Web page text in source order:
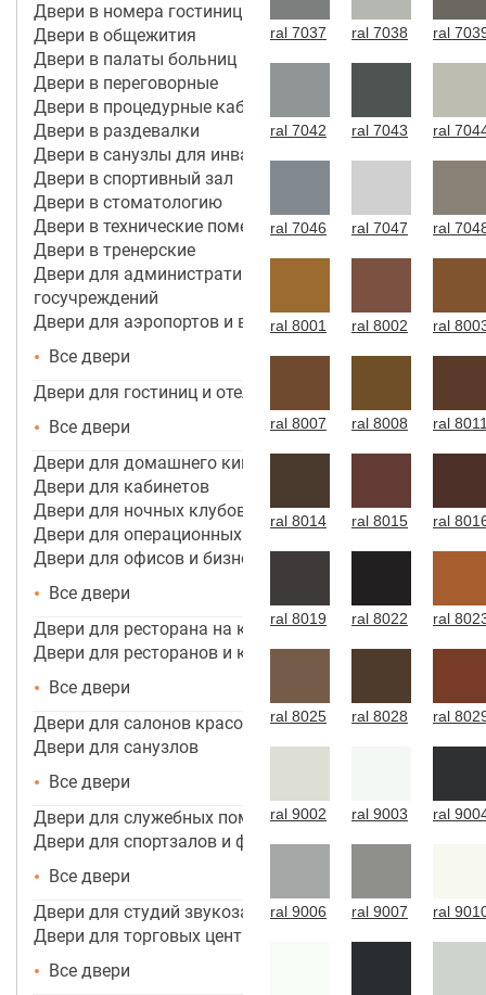
Двери в номера гостиницы 4*-5*
Двери в общежития
Двери в палаты больниц
Двери в переговорные
Двери в процедурные кабинеты
Двери в раздевалки
Двери в санузлы для инвалидов
Двери в спортивный зал
Двери в стоматологию
Двери в технические помещения
Двери в тренерские
Двери для административных зданий и
госучреждений
Двери для аэропортов и вокзалов
Все двери
Двери для гостиниц и отелей
Все двери
Двери для домашнего кинотеатра
Двери для кабинетов
Двери для ночных клубов
Двери для операционных
Двери для офисов и бизнес центров
Все двери
Двери для ресторана на кухню
Двери для ресторанов и кафе
Все двери
Двери для салонов красоты
Двери для санузлов
Все двери
Двери для служебных помещений
Двери для спортзалов и фитнес-центров
Все двери
Двери для студий звукозаписи
Двери для торговых центров, помещений
Все двери
ral 7037 ral 7038 ral
ral 7042 ral 7043 ral
ral 7046 ral 7047 ral
ral 8001 ral 8002 ral
ral 8007 ral 8008 ral
ral 8014 ral 8015 ral
ral 8019 ral 8022 ral
ral 8025 ral 8028 ral
ral 9002 ral 9003 ral
ral 9006 ral 9007 ral